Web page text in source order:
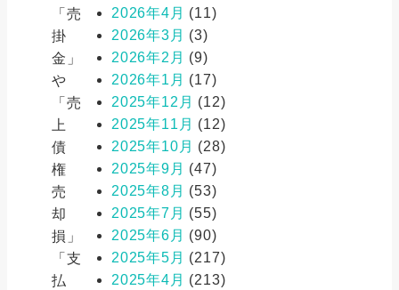
「売
掛
金」
や
「売
上
債
権
売
却
損」
「支
払
2026年4月 (11)
2026年3月 (3)
2026年2月 (9)
2026年1月 (17)
2025年12月 (12)
2025年11月 (12)
2025年10月 (28)
2025年9月 (47)
2025年8月 (53)
2025年7月 (55)
2025年6月 (90)
2025年5月 (217)
2025年4月 (213)